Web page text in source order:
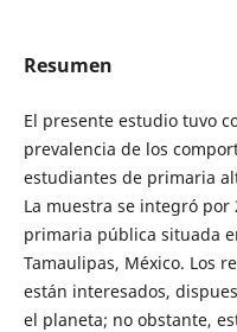
Resumen
El presente estudio tuvo
prevalencia de los
estudiantes de primaria
La muestra se integró por
primaria pública situada
Tamaulipas, México. Los
están interesados,
el planeta; no obstante,